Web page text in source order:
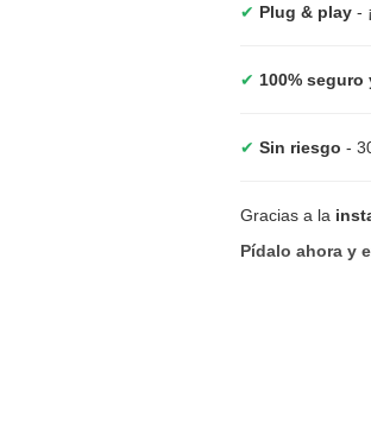
✔ Plug & play -
✔ 100%
✔ Sin riesgo -
Gracias a la
Pídalo ahora y